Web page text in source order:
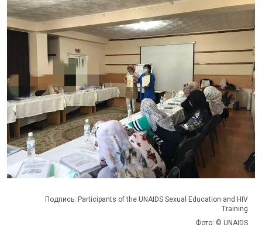
Подпись: Participants of the UNAIDS Sexual Education and HIV
Training
Фото: © UNAIDS